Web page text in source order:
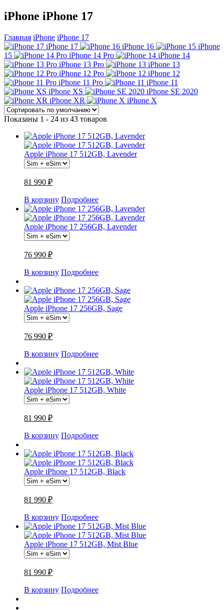
iPhone iPhone 17
Главная iPhone iPhone 17
iPhone 17
iPhone 16
iPhone
15
iPhone 14 Pro
iPhone 14
iPhone 13 Pro
iPhone 13
iPhone 12 Pro
iPhone 12
iPhone 11 Pro
iPhone 11
iPhone XS
iPhone SE 2020
iPhone XR
iPhone X
Показаны 1 - 24 из 43 товаров
Apple iPhone 17 512GB, Lavender
81 990 ₽
В корзину Подробнее
Apple iPhone 17 256GB, Lavender
76 990 ₽
В корзину Подробнее
Apple iPhone 17 256GB, Sage
76 990 ₽
В корзину Подробнее
Apple iPhone 17 512GB, White
81 990 ₽
В корзину Подробнее
Apple iPhone 17 512GB, Black
81 990 ₽
В корзину Подробнее
Apple iPhone 17 512GB, Mist Blue
81 990 ₽
В корзину Подробнее